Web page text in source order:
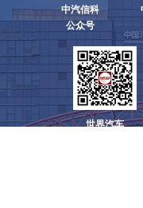
中汽信科
公众号
世界汽车